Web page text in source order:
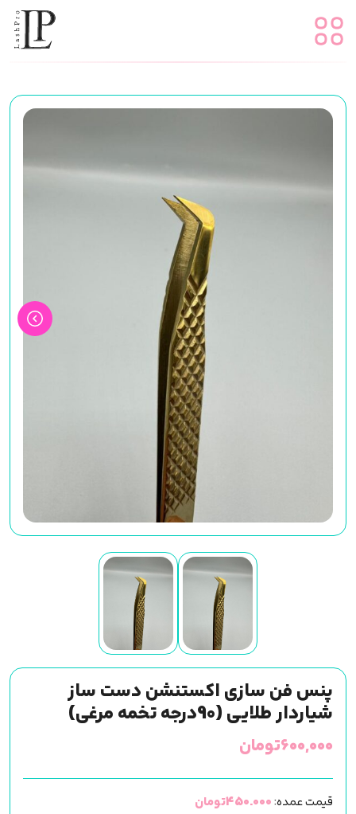
پنس فن سازی اکستنشن دست ساز
شیاردار طلایی (90درجه تخمه مرغی)
۶۰۰,۰۰۰تومان
قیمت عمده:450.000تومان